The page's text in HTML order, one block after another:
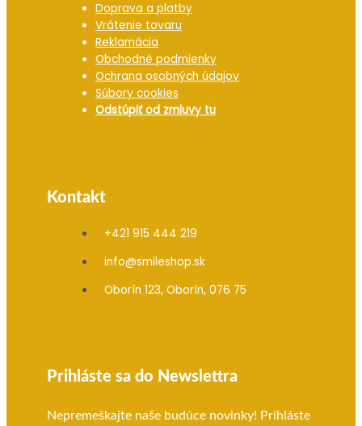
Doprava a platby
Vrátenie tovaru
Reklamácia
Obchodné podmienky
Ochrana osobných údajov
Súbory cookies
Odstúpiť od zmluvy tu
Kontakt
+421 915 444 219
info@smileshop.sk
Oborín 123, Oborín, 076 75
Prihláste sa do Newslettra
Nepremeškajte naše budúce novinky! Prihláste